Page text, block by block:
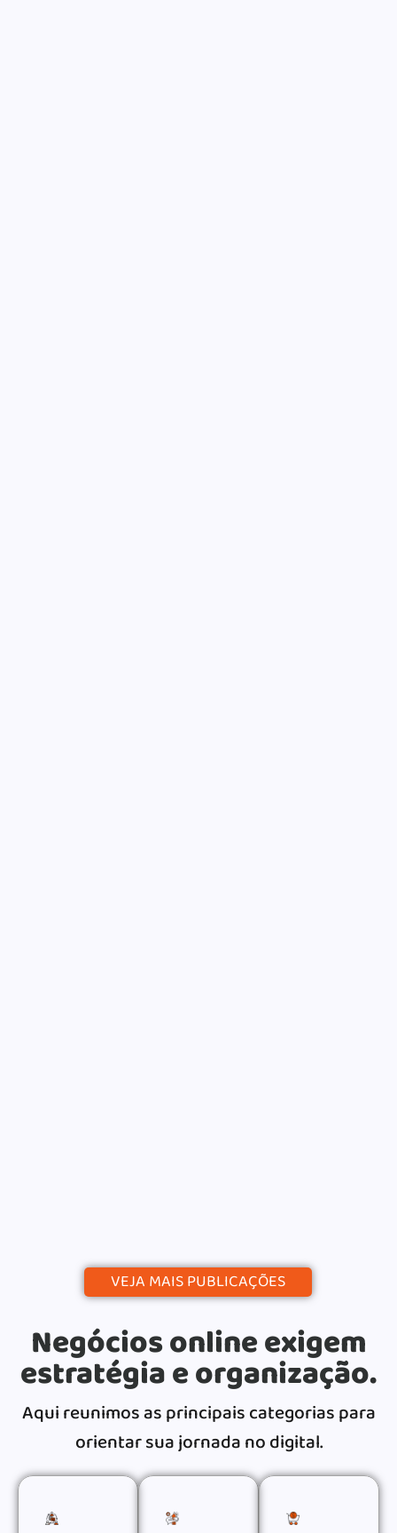
VEJA MAIS PUBLICAÇÕES
Negócios online exigem
estratégia e organização.
Aqui reunimos as principais categorias para
orientar sua jornada no digital.